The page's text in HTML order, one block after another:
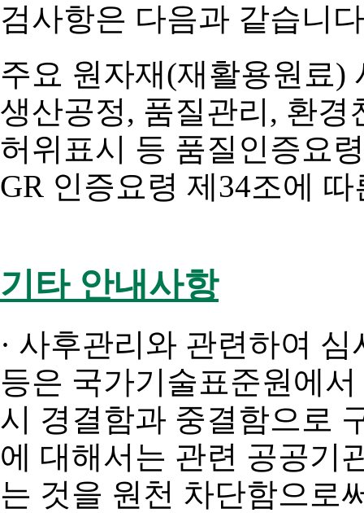
검사항은 다음과 같습니
주요 원자재(재활용원료)
생산공정, 품질관리, 환
허위표시 등 품질인증요
GR 인증요령 제34조에
기타 안내사항
· 사후관리와 관련하여
등은 국가기술표준원에
시 경결함과 중결함으로
에 대해서는 관련 공공기
는 것을 원천 차단함으로